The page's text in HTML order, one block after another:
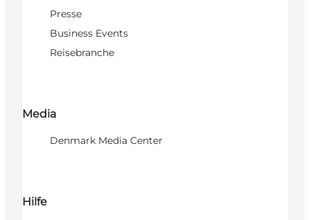
Presse
Business Events
Reisebranche
Media
Denmark Media Center
Hilfe